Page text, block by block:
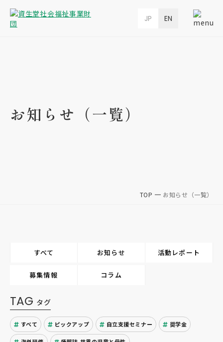
JP EN
お知らせ（一覧）
TOP お知らせ（一覧）
すべて お知らせ 活動レポート
募集情報 コラム
TAG タグ
すべて ピックアップ 自立支援セミナー 奨学金